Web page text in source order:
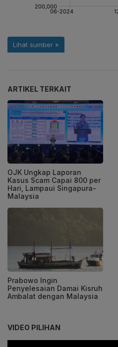
ARTIKEL TERKAIT
OJK Ungkap Laporan
Kasus Scam Capai 800 per
Hari, Lampaui Singapura-
Malaysia
Prabowo Ingin
Penyelesaian Damai Kisruh
Ambalat dengan Malaysia
VIDEO PILIHAN